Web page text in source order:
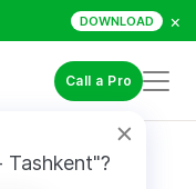
DOWNLOAD ×
Call a Pro
Tashkent"?